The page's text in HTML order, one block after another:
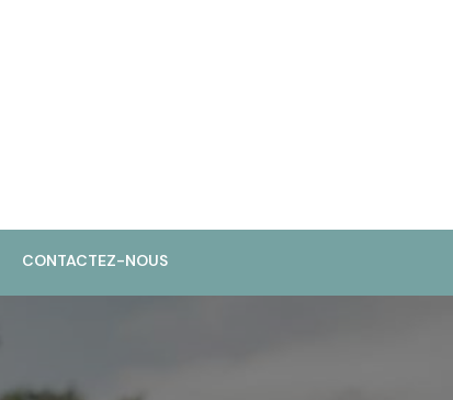
CONTACTEZ-NOUS